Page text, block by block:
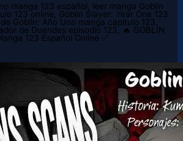
manga 123 español, leer manga Goblin
123 online, Goblin Slayer: Year One 123
Goblin: Año Uno manga capitulo 123,
de Duendes episodio 123, 🔥 GOBLIN
123 Español Online ✅